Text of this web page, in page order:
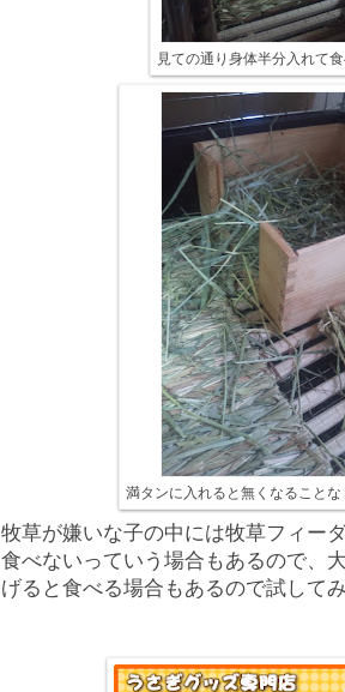
見ての通り身体半分入れて
満タンに入れると無くなること
牧草が嫌いな子の中には牧草フィー
食べないっていう場合もあるので、
げると食べる場合もあるので試して